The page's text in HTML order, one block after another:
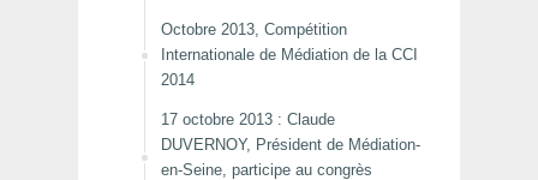
Octobre 2013, Compétition
Internationale de Médiation de la CCI
2014
17 octobre 2013 : Claude
DUVERNOY, Président de Médiation-
en-Seine, participe au congrès